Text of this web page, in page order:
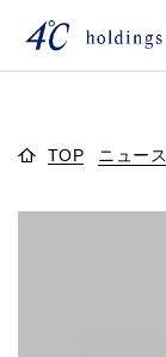
TOP ニュース